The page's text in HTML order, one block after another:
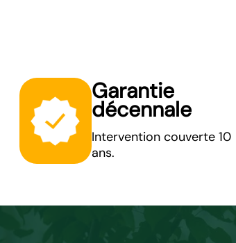
Garantie
décennale
Intervention couverte 10
ans.